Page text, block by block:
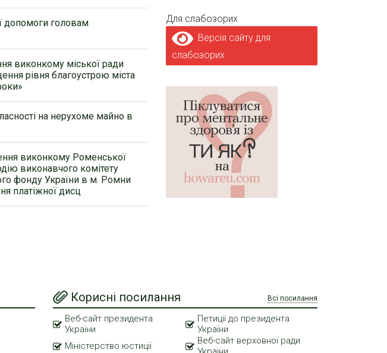
допомоги головам
виконкому міської ради
рівня благоустрою міста
на нерухоме майно в
виконкому Роменської
виконавчого комітету
фонду України в м. Ромни
платіжної дисц
Для слабозорих
Версія сайту для
слабозорих
Корисні посилання Всі посилання
Веб-сайт президента
України
Петиції до президента
України
Міністерство юстиції
Веб-сайт верховної ради